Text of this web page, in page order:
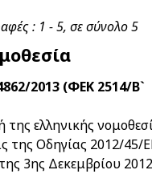
: 1 - 5, σε σύνολο 5
2013 (ΦΕΚ 2514/Β`
ελληνικής
της Οδηγίας 2012/45/
3ης Δεκεμβρίου